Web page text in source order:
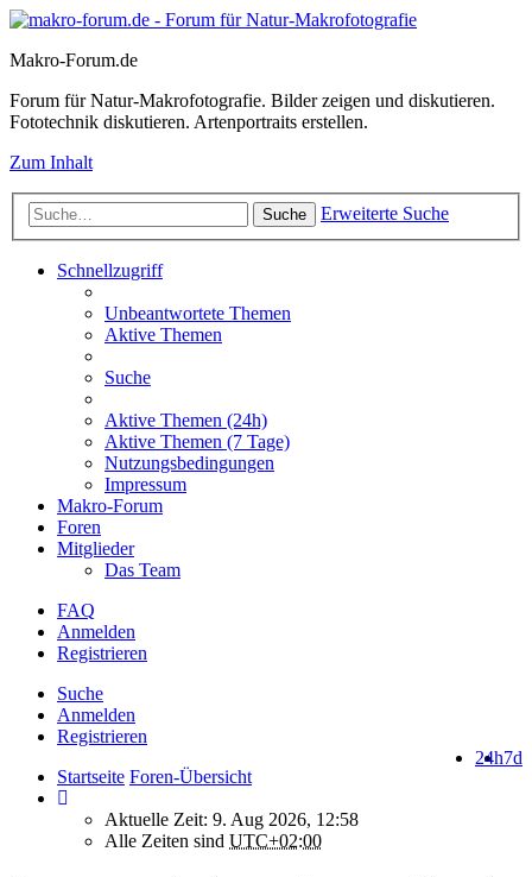
Makro-Forum.de
Forum für Natur-Makrofotografie. Bilder zeigen und diskutieren.
Fototechnik diskutieren. Artenportraits erstellen.
Zum Inhalt
Suche Erweiterte Suche
Schnellzugriff
Unbeantwortete Themen
Aktive Themen
Suche
Aktive Themen (24h)
Aktive Themen (7 Tage)
Nutzungsbedingungen
Impressum
Makro-Forum
Foren
Mitglieder
Das Team
FAQ
Anmelden
Registrieren
Suche
Anmelden
Registrieren
7d
24h
Startseite Foren-Übersicht
Aktuelle Zeit: 9. Aug 2026, 12:58
Alle Zeiten sind UTC+02:00